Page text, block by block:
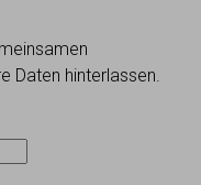
Daten hinterlassen.